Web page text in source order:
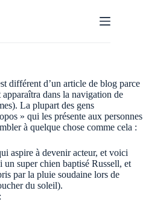
différent d’un article de blog parce
dans la navigation de
La plupart des gens
» qui les présente aux personnes
à quelque chose comme cela :
aspire à devenir acteur, et voici
un super chien baptisé Russell, et
par la pluie soudaine lors de
du soleil).